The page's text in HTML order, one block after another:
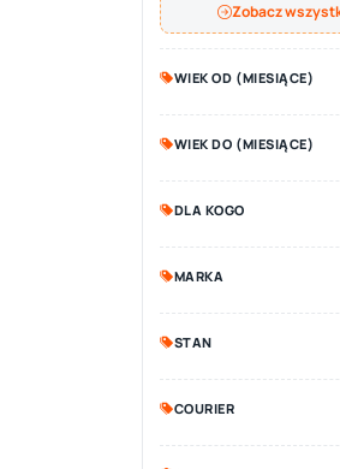
Zobacz
WIEK OD (MIESIĄCE)
WIEK DO (MIESIĄCE)
DLA KOGO
MARKA
STAN
COURIER